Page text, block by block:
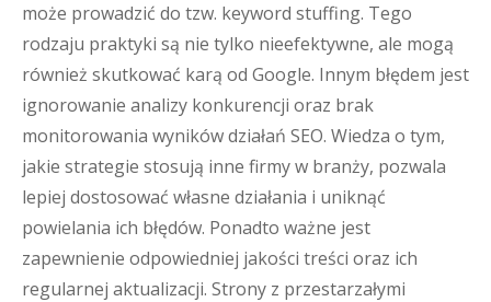
może prowadzić do tzw. keyword stuffing. Tego
rodzaju praktyki są nie tylko nieefektywne, ale mogą
również skutkować karą od Google. Innym błędem jest
ignorowanie analizy konkurencji oraz brak
monitorowania wyników działań SEO. Wiedza o tym,
jakie strategie stosują inne firmy w branży, pozwala
lepiej dostosować własne działania i uniknąć
powielania ich błędów. Ponadto ważne jest
zapewnienie odpowiedniej jakości treści oraz ich
regularnej aktualizacji. Strony z przestarzałymi